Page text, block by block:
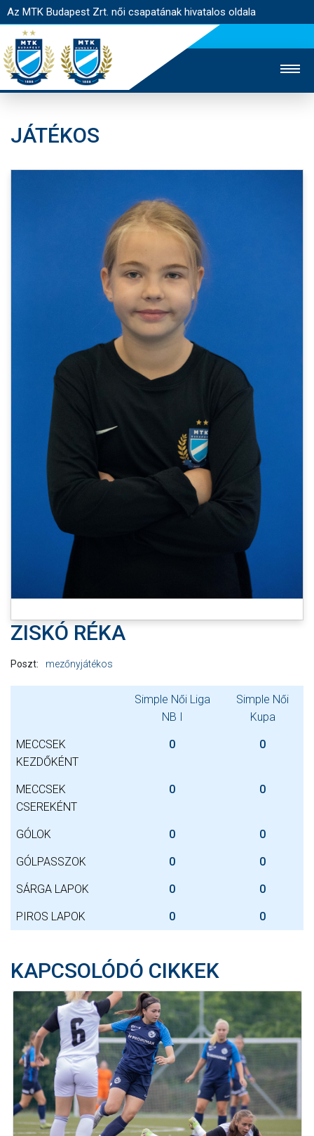
Az MTK Budapest Zrt. női csapatának hivatalos oldala
EGYESÜLET
KAPCSOLAT
NYITÓLAP
HÍREK
CSAPAT
MÉRKŐZÉSEK
JELENTKEZÉS
SZURKOLÓI ÉLMÉNYEK
SAJTÓ
JÁTÉKOS
ZISKÓ RÉKA
Poszt: mezőnyjátékos
Simple Női Liga
NB I
Simple Női
Kupa
MECCSEK
KEZDŐKÉNT
0 0
MECCSEK
CSEREKÉNT
0 0
GÓLOK 0 0
GÓLPASSZOK 0 0
SÁRGA LAPOK 0 0
PIROS LAPOK 0 0
KAPCSOLÓDÓ CIKKEK